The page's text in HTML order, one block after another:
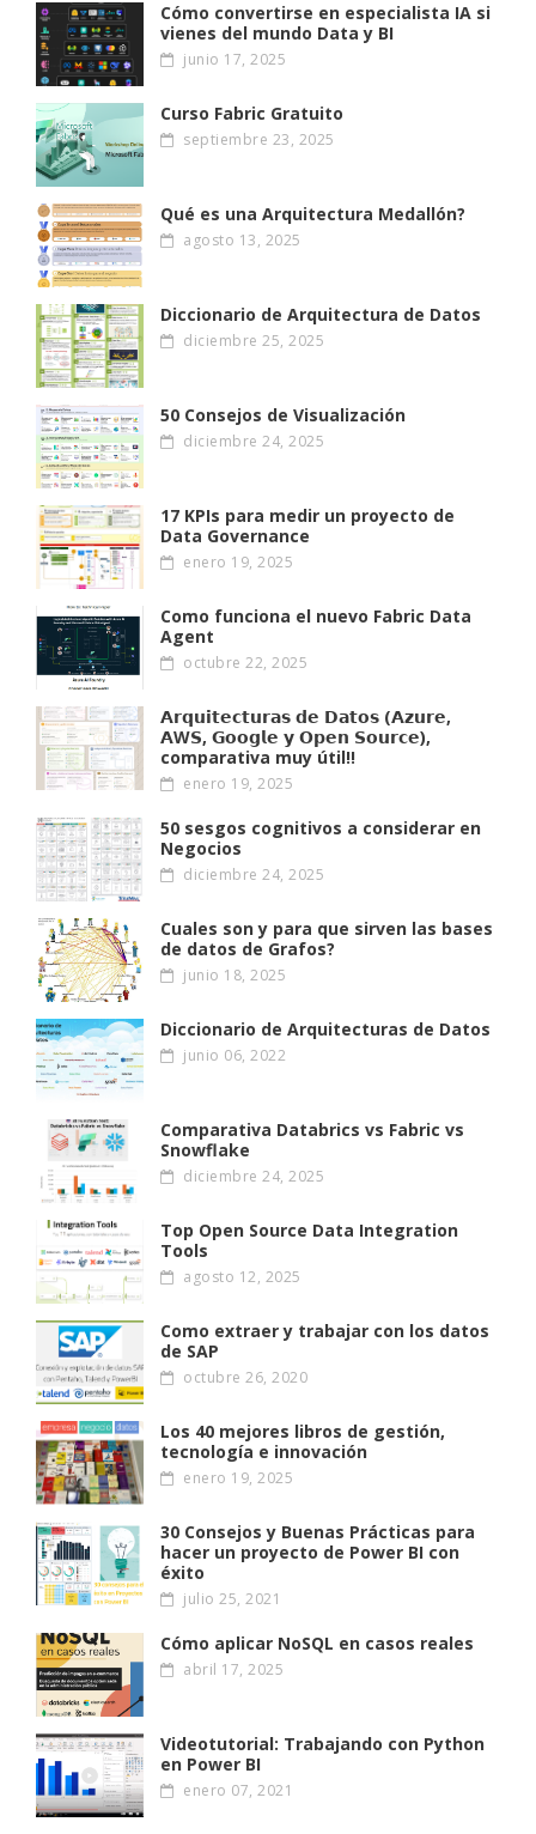
Cómo convertirse en especialista IA si
vienes del mundo Data y BI
junio 17, 2025
Curso Fabric Gratuito
septiembre 23, 2025
Qué es una Arquitectura Medallón?
agosto 13, 2025
Diccionario de Arquitectura de Datos
diciembre 25, 2025
50 Consejos de Visualización
diciembre 24, 2025
17 KPIs para medir un proyecto de
Data Governance
enero 19, 2025
Como funciona el nuevo Fabric Data
Agent
octubre 22, 2025
𝗔𝗿𝗾𝘂𝗶𝘁𝗲𝗰𝘁𝘂𝗿𝗮𝘀 𝗱𝗲 𝗗𝗮𝘁𝗼𝘀 (𝗔𝘇𝘂𝗿𝗲,
𝗔W𝗦, 𝗚𝗼𝗼𝗴𝗹𝗲 𝘆 𝗢𝗽𝗲𝗻 𝗦𝗼𝘂𝗿𝗰𝗲),
comparativa muy útil!!
enero 19, 2025
50 sesgos cognitivos a considerar en
Negocios
diciembre 24, 2025
Cuales son y para que sirven las bases
de datos de Grafos?
junio 18, 2025
Diccionario de Arquitecturas de Datos
junio 06, 2022
Comparativa Databrics vs Fabric vs
Snowflake
diciembre 24, 2025
Top Open Source Data Integration
Tools
agosto 12, 2025
Como extraer y trabajar con los datos
de SAP
octubre 26, 2020
Los 40 mejores libros de gestión,
tecnología e innovación
enero 19, 2025
30 Consejos y Buenas Prácticas para
hacer un proyecto de Power BI con
éxito
julio 25, 2021
Cómo aplicar NoSQL en casos reales
abril 17, 2025
Videotutorial: Trabajando con Python
en Power BI
enero 07, 2021